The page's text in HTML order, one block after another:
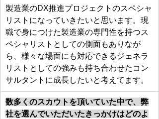
製造業のDX推進プロジェクトのスペシャ
リストになっていきたいと思います。現
職で身につけた製造業の専門性を持つス
ペシャリストとしての側面もありなが
ら、様々な場面にも対応できるジェネラ
リストとしての強みも持ち合わせたコン
サルタントに成長したいと考えてます。
数多くのスカウトを頂いていた中で、弊
社を選んでいただいたきっかけはどのよ